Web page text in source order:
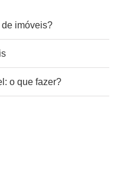
imóveis?
o que fazer?